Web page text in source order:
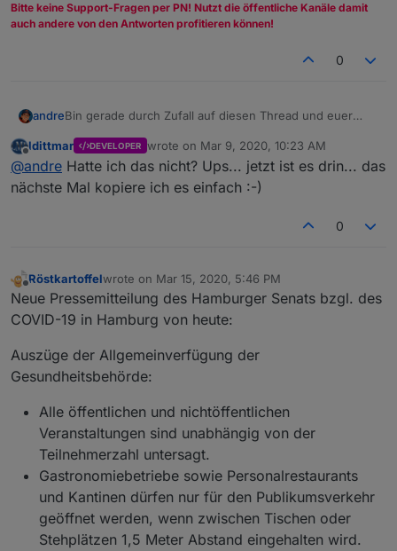
Bitte keine Support-Fragen per PN! Nutzt die öffentliche Kanäle damit
auch andere von den Antworten profitieren können!
0
andreBin gerade durch Zufall auf diesen Thread und euer
mal eingetragen. Weiß zwar noch nicht ob ich es
schaffe, aber werde mal versuchen auch dabei zu sein.
:)
@ldittmar: Vielleicht kannst du im Kalendereintrag mal
den Link zu diesem Thread hinterlegen. :) Dann kommt
man einfacher an die Infos...
MfG,
Offline
ldittmar DEVELOPER wrote on Mar 9, 2020, 10:23 AM
last edited by
@andre Hatte ich das nicht? Ups... jetzt ist es drin... das
nächste Mal kopiere ich es einfach :-)
0
Offline
Röstkartoffelwrote on Mar 15, 2020, 5:46 PM
last edited by
Neue Pressemitteilung des Hamburger Senats bzgl. des
COVID-19 in Hamburg von heute:
Auszüge der Allgemeinverfügung der
Gesundheitsbehörde:
Alle öffentlichen und nichtöffentlichen
Veranstaltungen sind unabhängig von der
Teilnehmerzahl untersagt.
Gastronomiebetriebe sowie Personalrestaurants
und Kantinen dürfen nur für den Publikumsverkehr
geöffnet werden, wenn zwischen Tischen oder
Stehplätzen 1,5 Meter Abstand eingehalten wird.